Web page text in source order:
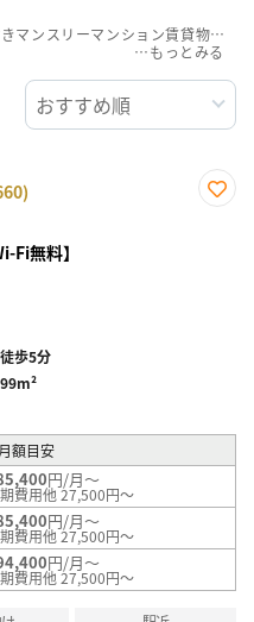
Fi無料】
歩5分
月額目安
円/月～
費用他 27,500円～
円/月～
費用他 27,500円～
円/月～
費用他 27,500円～
本所吾妻橋駅/禁煙ルームの家具家電付きマンスリーマンション賃貸物件一覧を、25件掲載中。敷金・礼金無料、家具・家電付をご紹介。こだわり条件での絞込みも簡単！
…